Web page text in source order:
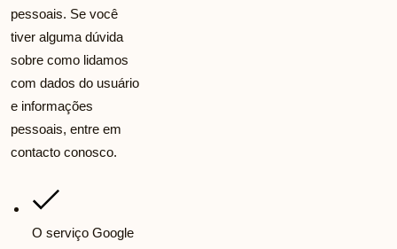
pessoais. Se você
tiver alguma dúvida
sobre como lidamos
com dados do usuário
e informações
pessoais, entre em
contacto conosco.
O serviço Google